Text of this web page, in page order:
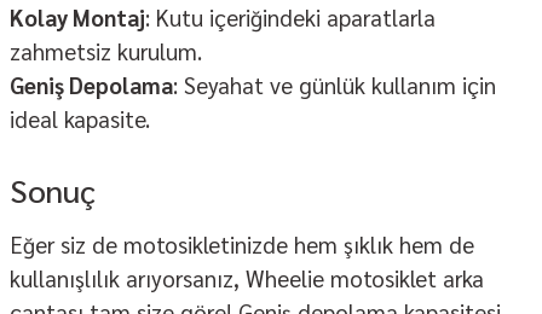
Kolay Montaj: Kutu içeriğindeki aparatlarla
zahmetsiz kurulum.
Geniş Depolama: Seyahat ve günlük kullanım için
ideal kapasite.
Sonuç
Eğer siz de motosikletinizde hem şıklık hem de
kullanışlılık arıyorsanız, Wheelie motosiklet arka